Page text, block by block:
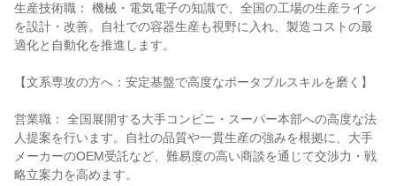
生産技術職： 機械・電気電子の知識で、全国の工場の生産ライン
を設計・改善。自社での容器生産も視野に入れ、製造コストの最
適化と自動化を推進します。
【文系専攻の方へ：安定基盤で高度なポータブルスキルを磨く】
営業職： 全国展開する大手コンビニ・スーパー本部への高度な法
人提案を行います。自社の品質や一貫生産の強みを根拠に、大手
メーカーのOEM受託など、難易度の高い商談を通じて交渉力・戦
略立案力を高めます。